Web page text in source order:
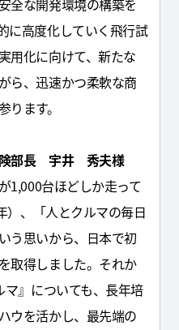
に高度化していく飛行試
用化に向けて、新たな
ら、迅速かつ柔軟な商
ます。
部長 宇井 秀夫様
1,000台ほどしか走って
）、「人とクルマの毎日
う思いから、日本で初
取得しました。それか
マ』についても、長年培
ウを活かし、最先端の